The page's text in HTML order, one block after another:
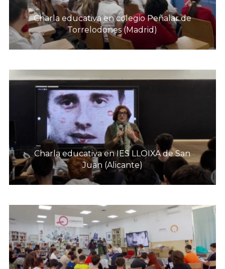
Charla educativa en colegio Peñalar de
Torrelodones (Madrid)
Charla educativa en IES LLOIXA de San
Juan (Alicante)